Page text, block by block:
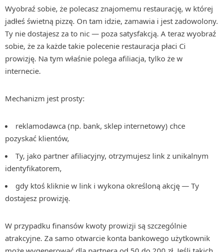
Wyobraź sobie, że polecasz znajomemu restaurację, w której
jadłeś świetną pizzę. On tam idzie, zamawia i jest zadowolony.
Ty nie dostajesz za to nic — poza satysfakcją. A teraz wyobraź
sobie, że za każde takie polecenie restauracja płaci Ci
prowizję. Na tym właśnie polega afiliacja, tylko że w
internecie.
Mechanizm jest prosty:
reklamodawca (np. bank, sklep internetowy) chce
pozyskać klientów,
Ty, jako partner afiliacyjny, otrzymujesz link z unikalnym
identyfikatorem,
gdy ktoś kliknie w link i wykona określoną akcję — Ty
dostajesz prowizję.
W przypadku finansów kwoty prowizji są szczególnie
atrakcyjne. Za samo otwarcie konta bankowego użytkownik